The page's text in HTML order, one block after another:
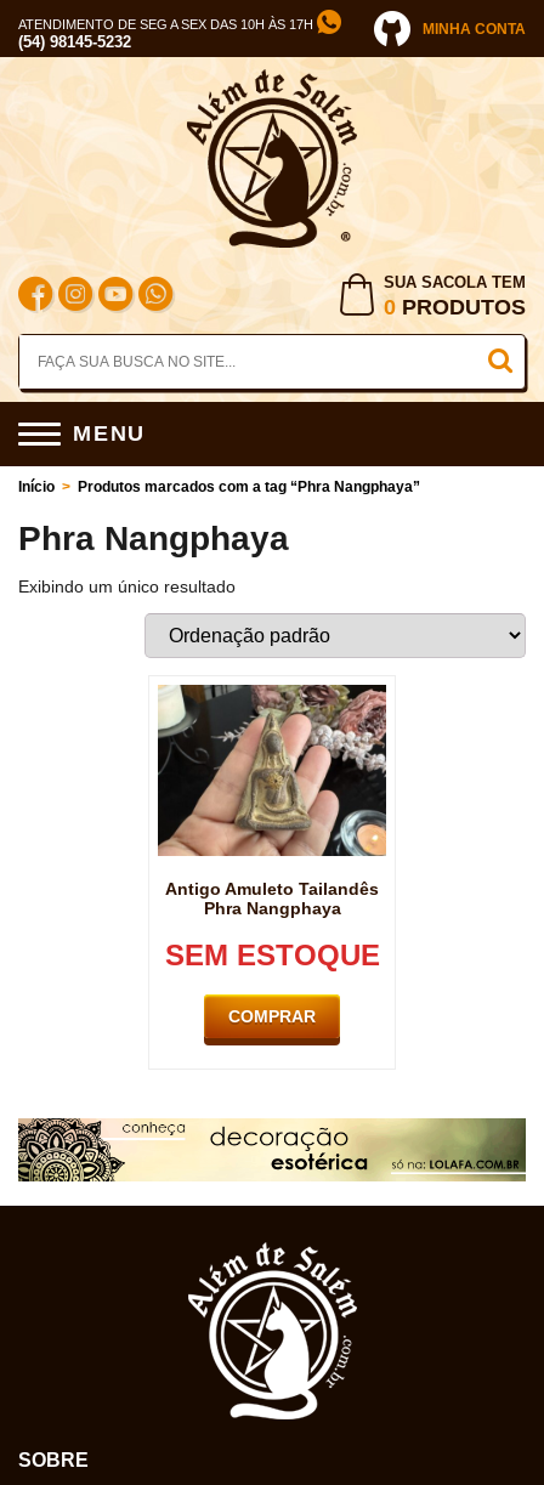
ATENDIMENTO DE SEG A SEX DAS 10H ÀS 17H
(54) 98145-5232
MINHA CONTA
SUA SACOLA TEM
0 PRODUTOS
MENU
Início > Produtos marcados com a tag “Phra Nangphaya”
Phra Nangphaya
Exibindo um único resultado
Antigo Amuleto Tailandês
Phra Nangphaya
SEM ESTOQUE
COMPRAR
SOBRE